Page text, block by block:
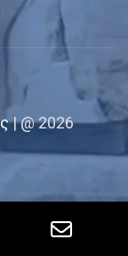
| @ 2026